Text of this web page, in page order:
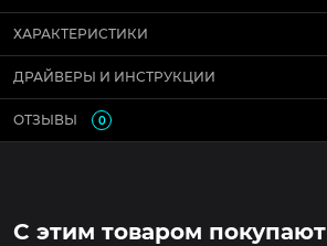
ХАРАКТЕРИСТИКИ
ДРАЙВЕРЫ И ИНСТРУКЦИИ
ОТЗЫВЫ 0
С этим товаром покупают